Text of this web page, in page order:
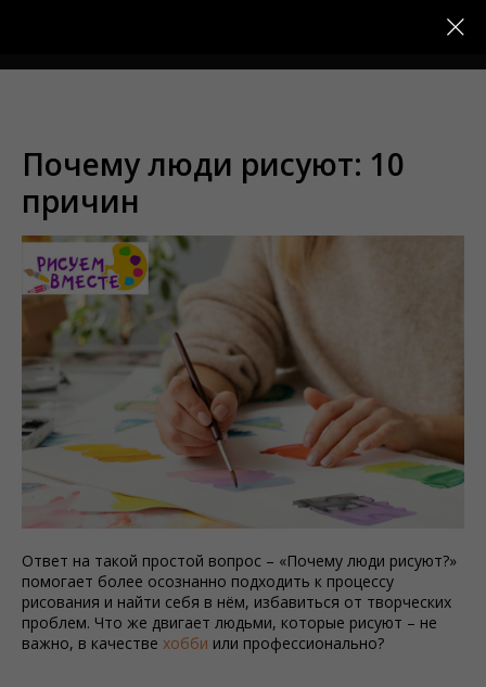
Почему люди рисуют: 10
причин
Ответ на такой простой вопрос – «Почему люди рисуют?»
помогает более осознанно подходить к процессу
рисования и найти себя в нём, избавиться от творческих
проблем. Что же двигает людьми, которые рисуют – не
важно, в качестве хобби или профессионально?